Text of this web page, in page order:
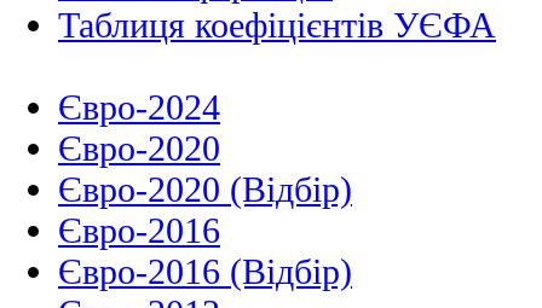
Таблиця коефіцієнтів УЄФА
Євро-2024
Євро-2020
Євро-2020 (Відбір)
Євро-2016
Євро-2016 (Відбір)